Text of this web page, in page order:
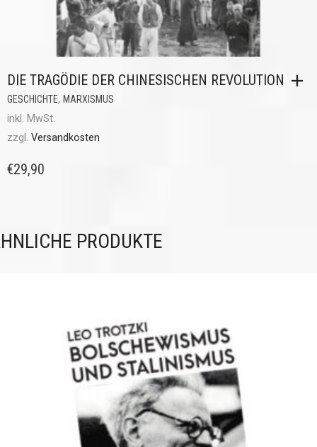
DIE TRAGÖDIE DER CHINESISCHEN REVOLUTION
GESCHICHTE, MARXISMUS
inkl. MwSt.
zzgl. Versandkosten
€29,90
PRODUKTE